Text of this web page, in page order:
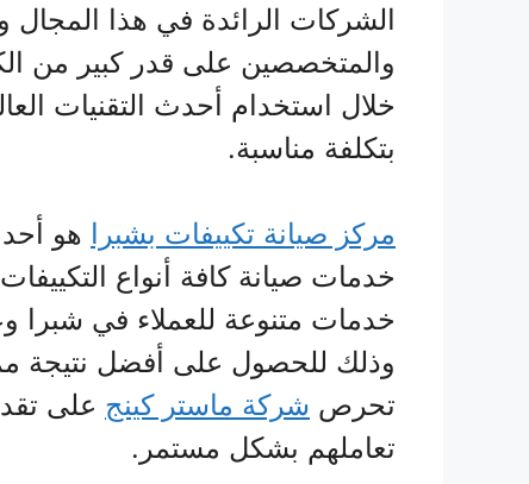
الشركات الرائدة في هذا المجال
والمتخصصين على قدر كبير من
خلال استخدام أحدث التقنيات
بتكلفة مناسبة.
مركز صيانة تكييفات بشبرا هو
خدمات صيانة كافة أنواع
خدمات متنوعة للعملاء في شبرا
وذلك للحصول على أفضل نتيجة
تحرص شركة ماستر كينج على
تعاملهم بشكل مستمر.